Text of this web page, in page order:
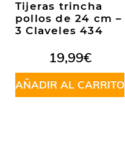
Tijeras trincha
pollos de 24 cm –
3 Claveles 434
19,99€
AÑADIR AL CARRITO